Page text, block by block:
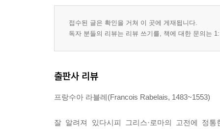
접수된 글은 확인을 거쳐 이 곳에 게재됩니다.
독자 분들의 리뷰는 리뷰 쓰기를, 책에 대한 문의는
출판사 리뷰
프랑수아 라블레(Francois Rabelais, 1483~1553)
잘 알려져 있다시피 그리스·로마의 고전에 정